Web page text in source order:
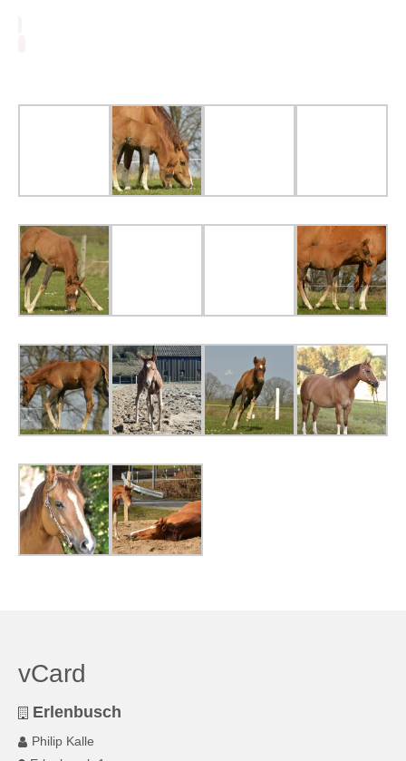
vCard
Erlenbusch
Philip Kalle